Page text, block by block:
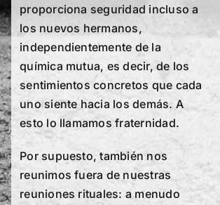
proporciona seguridad incluso a
los nuevos hermanos,
independientemente de la
química mutua, es decir, de los
sentimientos concretos que cada
uno siente hacia los demás. A
esto lo llamamos fraternidad.
Por supuesto, también nos
reunimos fuera de nuestras
reuniones rituales: a menudo